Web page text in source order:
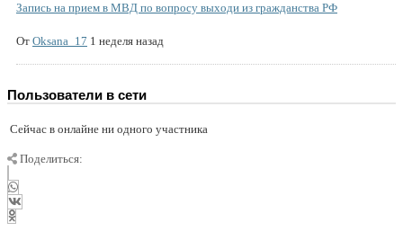
Запись на прием в МВД по вопросу выходи из гражданства РФ
От Oksana_17 1 неделя назад
Пользователи в сети
Сейчас в онлайне ни одного участника
Поделиться: